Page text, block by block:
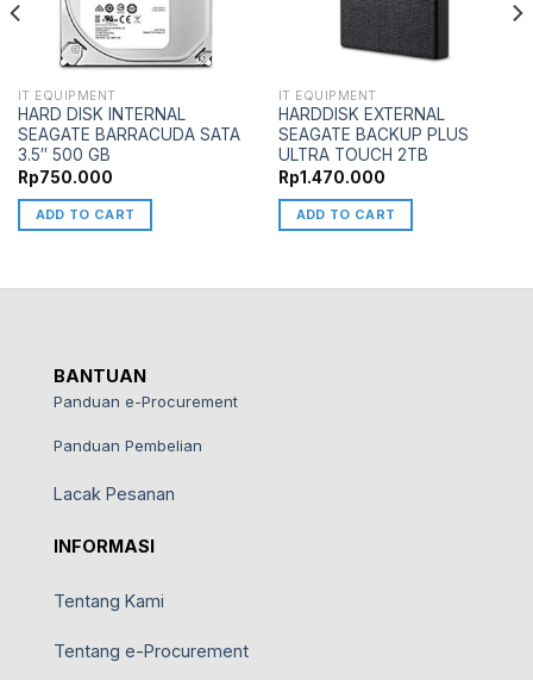
IT EQUIPMENT
HARD DISK INTERNAL
SEAGATE BARRACUDA SATA
3.5″ 500 GB
Rp750.000
ADD TO CART
IT EQUIPMENT
HARDDISK EXTERNAL
SEAGATE BACKUP PLUS
ULTRA TOUCH 2TB
Rp1.470.000
ADD TO CART
BANTUAN
Panduan e-Procurement
Panduan Pembelian
Lacak Pesanan
INFORMASI
Tentang Kami
Tentang e-Procurement